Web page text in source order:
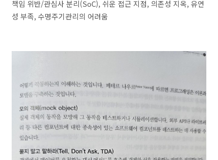
책임 위반/관심사 분리(SoC), 쉬운 접근 지점, 의존성 지옥, 유연
성 부족, 수명주기관리의 어려움